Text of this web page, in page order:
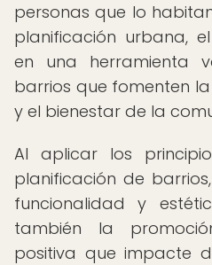
personas que lo
planificación urbana,
en una herramienta
barrios que fomenten
y el bienestar de la
Al aplicar los
planificación de
funcionalidad y
también la
positiva que impacte